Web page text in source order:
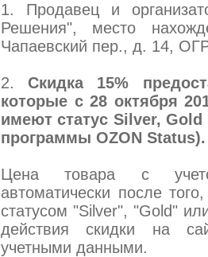
1. Продавец и
Решения", место
Чапаевский пер., д. 14,
2. Скидка 15%
которые c 28 октября
имеют статус Silver,
программы OZON Status).
Цена товара с
автоматически после
статусом "Silver", "Gold"
действия скидки на
учетными данными.